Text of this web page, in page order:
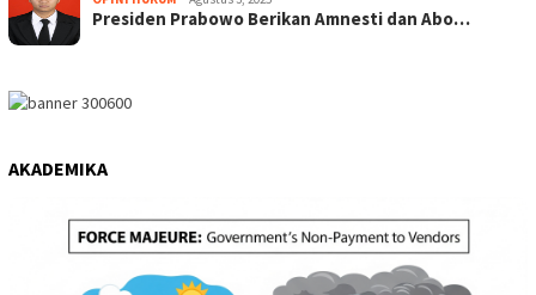
Presiden Prabowo Berikan Amnesti dan Abo…
AKADEMIKA